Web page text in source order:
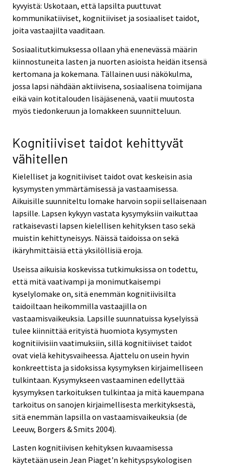
kyvyistä: Uskotaan, että lapsilta puuttuvat
kommunikatiiviset, kognitiiviset ja sosiaaliset taidot,
joita vastaajilta vaaditaan.
Sosiaalitutkimuksessa ollaan yhä enenevässä määrin
kiinnostuneita lasten ja nuorten asioista heidän itsensä
kertomana ja kokemana. Tällainen uusi näkökulma,
jossa lapsi nähdään aktiivisena, sosiaalisena toimijana
eikä vain kotitalouden lisäjäsenenä, vaatii muutosta
myös tiedonkeruun ja lomakkeen suunnitteluun.
Kognitiiviset taidot kehittyvät
vähitellen
Kielelliset ja kognitiiviset taidot ovat keskeisin asia
kysymysten ymmärtämisessä ja vastaamisessa.
Aikuisille suunniteltu lomake harvoin sopii sellaisenaan
lapsille. Lapsen kykyyn vastata kysymyksiin vaikuttaa
ratkaisevasti lapsen kielellisen kehityksen taso sekä
muistin kehittyneisyys. Näissä taidoissa on sekä
ikäryhmittäisiä että yksilöllisiä eroja.
Useissa aikuisia koskevissa tutkimuksissa on todettu,
että mitä vaativampi ja monimutkaisempi
kyselylomake on, sitä enemmän kognitiivisilta
taidoiltaan heikommilla vastaajilla on
vastaamisvaikeuksia. Lapsille suunnatuissa kyselyissä
tulee kiinnittää erityistä huomiota kysymysten
kognitiivisiin vaatimuksiin, sillä kognitiiviset taidot
ovat vielä kehitysvaiheessa. Ajattelu on usein hyvin
konkreettista ja sidoksissa kysymyksen kirjaimelliseen
tulkintaan. Kysymykseen vastaaminen edellyttää
kysymyksen tarkoituksen tulkintaa ja mitä kauempana
tarkoitus on sanojen kirjaimellisesta merkityksestä,
sitä enemmän lapsilla on vastaamisvaikeuksia (de
Leeuw, Borgers & Smits 2004).
Lasten kognitiivisen kehityksen kuvaamisessa
käytetään usein Jean Piaget'n kehityspsykologisen